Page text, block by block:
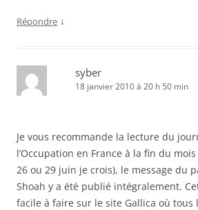
Répondre ↓
syber
18 janvier 2010 à 20 h 50 min
Je vous recommande la lecture du
l’Occupation en France à la fin du
26 ou 29 juin je crois), le message du
Shoah y a été publié intégralement.
facile à faire sur le site Gallica où tous